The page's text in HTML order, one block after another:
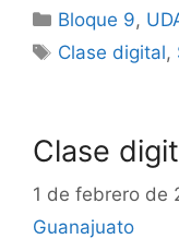
Categorías
Bloque 9,
Etiquetas
Clase digital,
Clase
1 de febrero de
Guanajuato